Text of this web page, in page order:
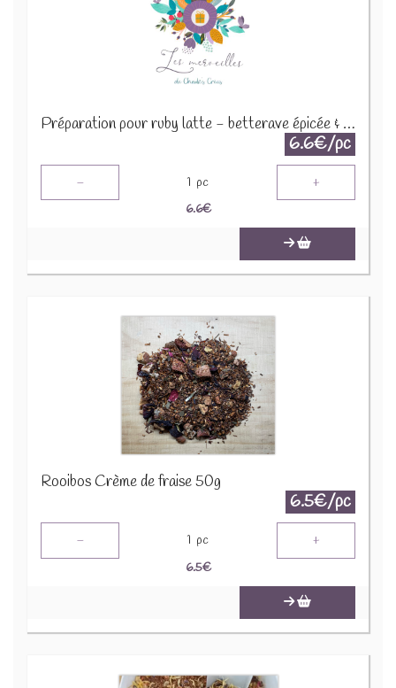
Préparation pour ruby latte - betterave épicée & vanille 30g
6.6€/pc
- 1 pc +
6.6€
Rooibos Crème de fraise 50g
6.5€/pc
- 1 pc +
6.5€